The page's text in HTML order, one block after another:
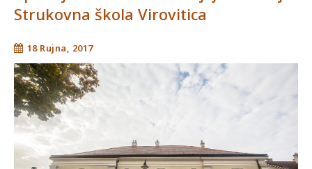
Strukovna škola Virovitica
18 Rujna, 2017